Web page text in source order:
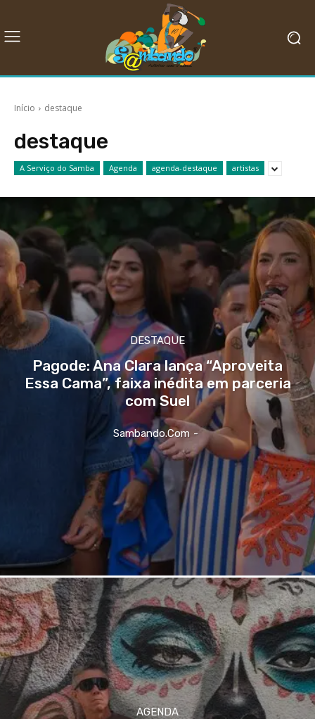
Início destaque
destaque
A Serviço do Samba Agenda agenda-destaque artistas
DESTAQUE
Pagode: Ana Clara lança “Aproveita
Essa Cama”, faixa inédita em parceria
com Suel
Sambando.com -
AGENDA